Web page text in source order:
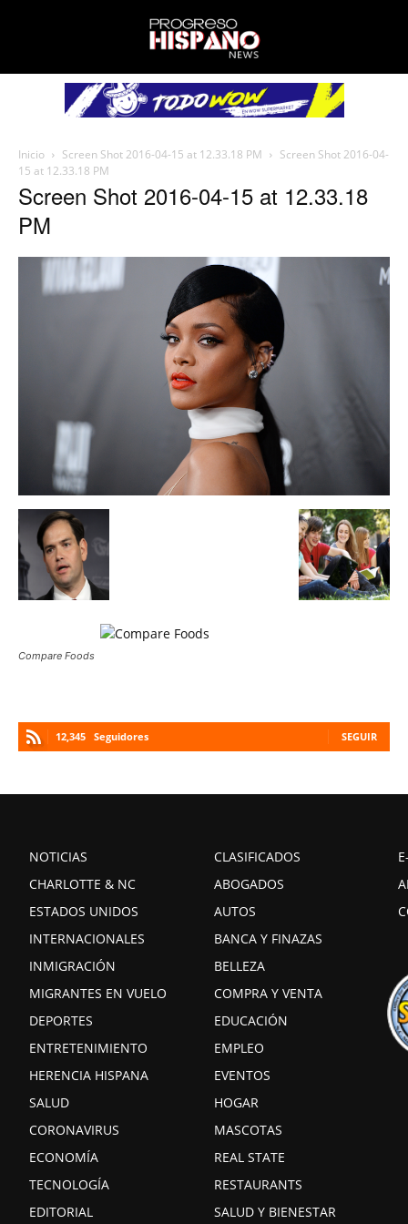
Inicio Screen Shot 2016-04-15 at 12.33.18 PM
Screen Shot 2016-04-
15 at 12.33.18 PM
Screen Shot 2016-04-15 at 12.33.18
PM
Compare Foods
12,345 Seguidores SEGUIR
NOTICIAS
CHARLOTTE & NC
ESTADOS UNIDOS
INTERNACIONALES
INMIGRACIÓN
MIGRANTES EN VUELO
DEPORTES
ENTRETENIMIENTO
HERENCIA HISPANA
SALUD
CORONAVIRUS
ECONOMÍA
TECNOLOGÍA
EDITORIAL
CLASIFICADOS
ABOGADOS
AUTOS
BANCA Y FINAZAS
BELLEZA
COMPRA Y VENTA
EDUCACIÓN
EMPLEO
EVENTOS
HOGAR
MASCOTAS
REAL STATE
RESTAURANTS
SALUD Y BIENESTAR